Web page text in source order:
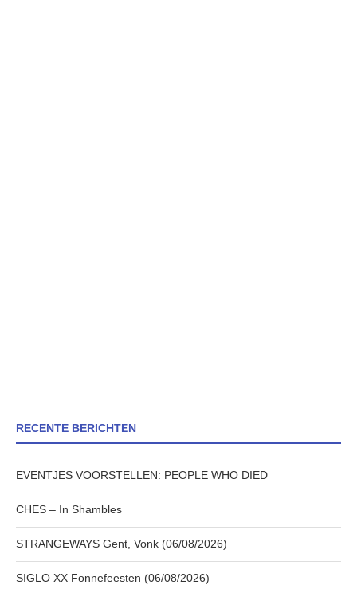
RECENTE BERICHTEN
EVENTJES VOORSTELLEN: PEOPLE WHO DIED
CHES – In Shambles
STRANGEWAYS Gent, Vonk (06/08/2026)
SIGLO XX Fonnefeesten (06/08/2026)